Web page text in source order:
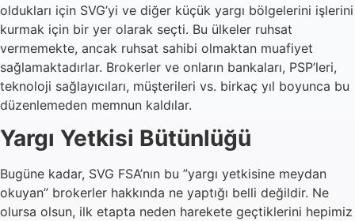
oldukları için SVG’yi ve diğer küçük yargı bölgelerini işlerini
kurmak için bir yer olarak seçti. Bu ülkeler ruhsat
vermemekte, ancak ruhsat sahibi olmaktan muafiyet
sağlamaktadırlar. Brokerler ve onların bankaları, PSP’leri,
teknoloji sağlayıcıları, müşterileri vs. birkaç yıl boyunca bu
düzenlemeden memnun kaldılar.
Yargı Yetkisi Bütünlüğü
Bugüne kadar, SVG FSA’nın bu ”yargı yetkisine meydan
okuyan” brokerler hakkında ne yaptığı belli değildir. Ne
olursa olsun, ilk etapta neden harekete geçtiklerini hepimiz